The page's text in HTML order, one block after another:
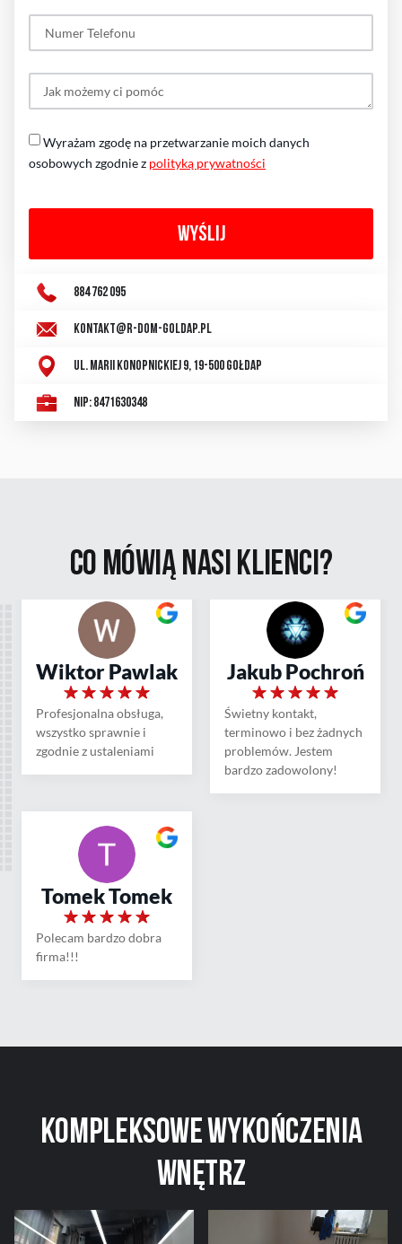
Wyrażam zgodę na przetwarzanie moich danych
osobowych zgodnie z polityką prywatności
WYŚLIJ
884 762 095
kontakt@r-dom-goldap.pl
ul. Marii Konopnickiej 9, 19-500 Gołdap
NIP: 8471630348
Co mówią nasiklienci?
Wiktor Pawlak
Profesjonalna obsługa,
wszystko sprawnie i
zgodnie z ustaleniami
Jakub Pochroń
Świetny kontakt,
terminowo i bez żadnych
problemów. Jestem
bardzo zadowolony!
Tomek Tomek
Polecam bardzo dobra
firma!!!
Kompleksowewykończenia
wnętrz